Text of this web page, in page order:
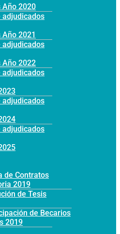
Año 2020
adjudicados
Año 2021
adjudicados
Año 2022
adjudicados
adjudicados
adjudicados
de Contratos
2019
de Tesis
de Becarios
2019